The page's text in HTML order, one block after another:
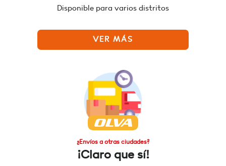
Disponible para varios distritos
VER MÁS
¿Envíos a otras ciudades?
¡Claro que sí!